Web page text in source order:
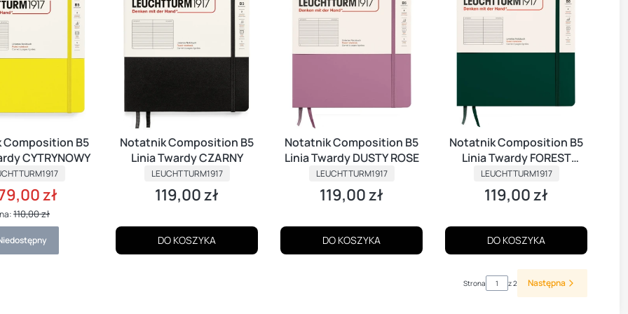
Composition B5
CYTRYNOWY
promocyjna
zł
110,00 zł
Notatnik Composition B5
Linia Twardy CZARNY
PRODUCENT
LEUCHTTURM1917
Cena
119,00 zł
DO KOSZYKA
Notatnik Composition B5
Linia Twardy DUSTY ROSE
PRODUCENT
LEUCHTTURM1917
Cena
119,00 zł
DO KOSZYKA
Notatnik Composition B5
Linia Twardy FOREST
GREEN
PRODUCENT
LEUCHTTURM1917
Cena
119,00 zł
DO KOSZYKA
Strona z 2 Następna